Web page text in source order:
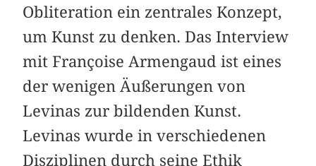
Obliteration ein zentrales Konzept,
um Kunst zu denken. Das Interview
mit Françoise Armengaud ist eines
der wenigen Äußerungen von
Levinas zur bildenden Kunst.
Levinas wurde in verschiedenen
Disziplinen durch seine Ethik